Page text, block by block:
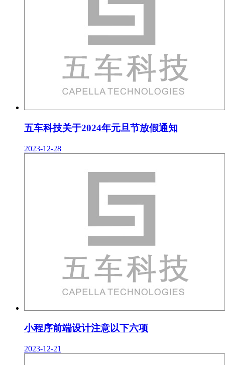
五车科技关于2024年元旦节放假通知
2023-12-28
小程序前端设计注意以下六项
2023-12-21